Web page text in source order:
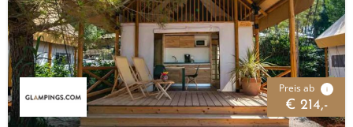
Preis ab i
€ 214,-